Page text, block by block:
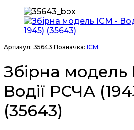
Артикул: 35643 Позначка: ICM
Збірна модель
Водії РСЧА
(35643)